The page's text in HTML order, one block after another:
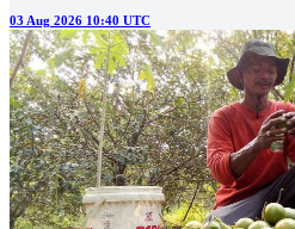
03 Aug 2026 10:40 UTC